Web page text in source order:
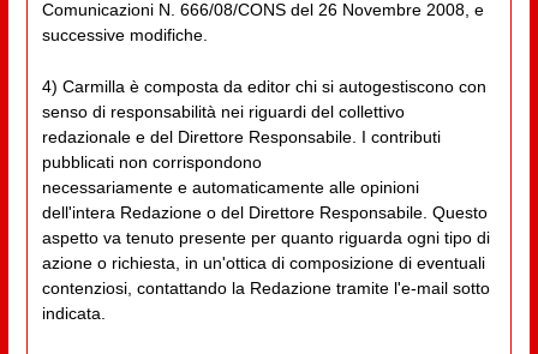
Comunicazioni N. 666/08/CONS del 26 Novembre 2008, e
successive modifiche.
4) Carmilla è composta da editor chi si autogestiscono con
senso di responsabilità nei riguardi del collettivo
redazionale e del Direttore Responsabile. I contributi
pubblicati non corrispondono
necessariamente e automaticamente alle opinioni
dell'intera Redazione o del Direttore Responsabile. Questo
aspetto va tenuto presente per quanto riguarda ogni tipo di
azione o richiesta, in un'ottica di composizione di eventuali
contenziosi, contattando la Redazione tramite l'e-mail sotto
indicata.